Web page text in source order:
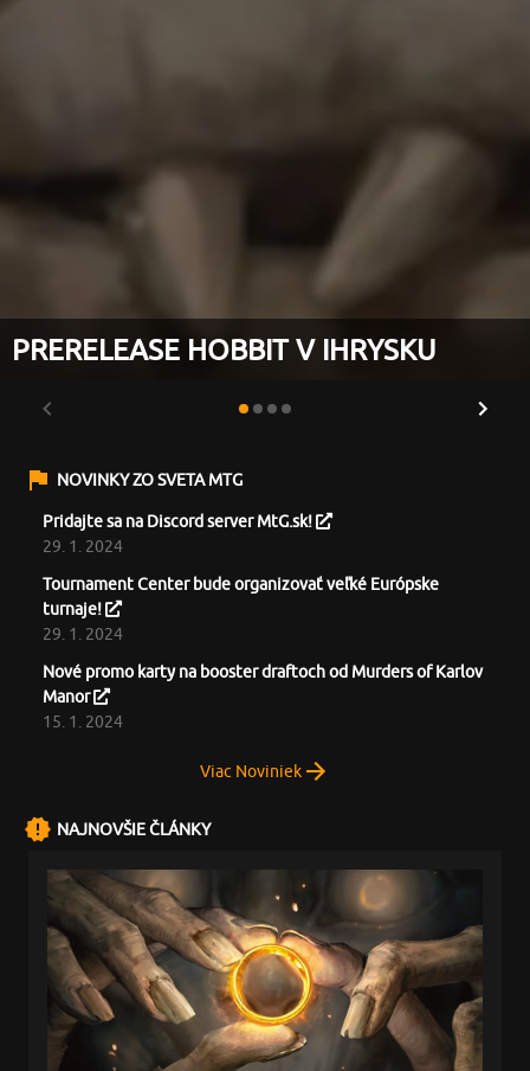
PRERELEASE HOBBIT V IHRYSKU
NOVINKY ZO SVETA MTG
Pridajte sa na Discord server MtG.sk!
29. 1. 2024
Tournament Center bude organizovať veľké Európske
turnaje!
29. 1. 2024
Nové promo karty na booster draftoch od Murders of Karlov
Manor
15. 1. 2024
Viac Noviniek
NAJNOVŠIE ČLÁNKY